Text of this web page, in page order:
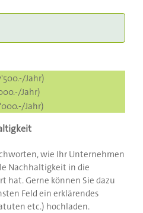
Jahr)
Jahr)
Jahr)
wie Ihr Unternehmen
Nachhaltigkeit in die
Gerne können Sie dazu
Feld ein erklärendes
etc.) hochladen.